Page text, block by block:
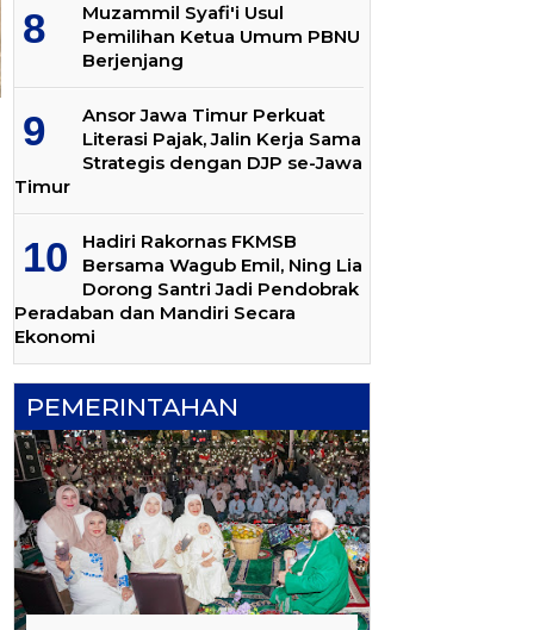
Muzammil Syafi'i Usul
Pemilihan Ketua Umum PBNU
Berjenjang
Ansor Jawa Timur Perkuat
Literasi Pajak, Jalin Kerja Sama
Strategis dengan DJP se-Jawa
Timur
Hadiri Rakornas FKMSB
Bersama Wagub Emil, Ning Lia
Dorong Santri Jadi Pendobrak
Peradaban dan Mandiri Secara
Ekonomi
PEMERINTAHAN